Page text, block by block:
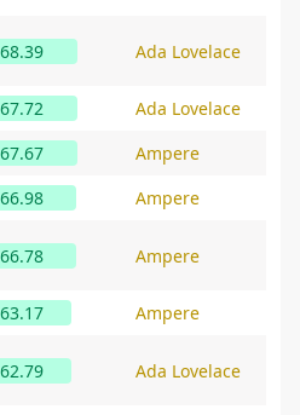
68.39 Ada Lovelace
67.72
Ada Lovelace
67.67
Ampere
66.98
Ampere
66.78 Ampere
63.17
Ampere
62.79 Ada Lovelace